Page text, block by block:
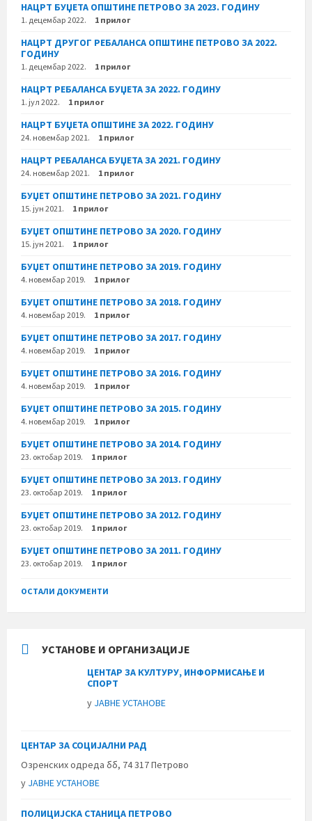
НАЦРТ БУЏЕТА ОПШТИНЕ ПЕТРОВО ЗА 2023. ГОДИНУ
1. децембар 2022. 1 прилог
НАЦРТ ДРУГОГ РЕБАЛАНСА ОПШТИНЕ ПЕТРОВО ЗА 2022.
ГОДИНУ
1. децембар 2022. 1 прилог
НАЦРТ РЕБАЛАНСА БУЏЕТА ЗА 2022. ГОДИНУ
1. јул 2022. 1 прилог
НАЦРТ БУЏЕТА ОПШТИНЕ ЗА 2022. ГОДИНУ
24. новембар 2021. 1 прилог
НАЦРТ РЕБАЛАНСА БУЏЕТА ЗА 2021. ГОДИНУ
24. новембар 2021. 1 прилог
БУЏЕТ ОПШТИНЕ ПЕТРОВО ЗА 2021. ГОДИНУ
15. јун 2021. 1 прилог
БУЏЕТ ОПШТИНЕ ПЕТРОВО ЗА 2020. ГОДИНУ
15. јун 2021. 1 прилог
БУЏЕТ ОПШТИНЕ ПЕТРОВО ЗА 2019. ГОДИНУ
4. новембар 2019. 1 прилог
БУЏЕТ ОПШТИНЕ ПЕТРОВО ЗА 2018. ГОДИНУ
4. новембар 2019. 1 прилог
БУЏЕТ ОПШТИНЕ ПЕТРОВО ЗА 2017. ГОДИНУ
4. новембар 2019. 1 прилог
БУЏЕТ ОПШТИНЕ ПЕТРОВО ЗА 2016. ГОДИНУ
4. новембар 2019. 1 прилог
БУЏЕТ ОПШТИНЕ ПЕТРОВО ЗА 2015. ГОДИНУ
4. новембар 2019. 1 прилог
БУЏЕТ ОПШТИНЕ ПЕТРОВО ЗА 2014. ГОДИНУ
23. октобар 2019. 1 прилог
БУЏЕТ ОПШТИНЕ ПЕТРОВО ЗА 2013. ГОДИНУ
23. октобар 2019. 1 прилог
БУЏЕТ ОПШТИНЕ ПЕТРОВО ЗА 2012. ГОДИНУ
23. октобар 2019. 1 прилог
БУЏЕТ ОПШТИНЕ ПЕТРОВО ЗА 2011. ГОДИНУ
23. октобар 2019. 1 прилог
ОСТАЛИ ДОКУМЕНТИ
УСТАНОВЕ И ОРГАНИЗАЦИЈЕ
ЦЕНТАР ЗА КУЛТУРУ, ИНФОРМИСАЊЕ И
СПОРТ
у ЈАВНЕ УСТАНОВЕ
ЦЕНТАР ЗА СОЦИЈАЛНИ РАД
Озренских одреда бб, 74 317 Петрово
у ЈАВНЕ УСТАНОВЕ
ПОЛИЦИЈСКА СТАНИЦА ПЕТРОВО